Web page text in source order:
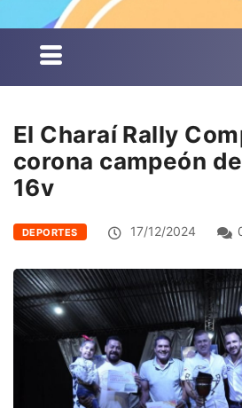
El Charaí Rally
corona campeón
16v
DEPORTES 17/12/2024